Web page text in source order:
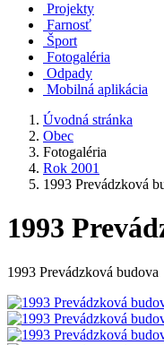
Projekty
Farnosť
Šport
Fotogaléria
Odpady
Mobilná aplikácia
Úvodná stránka
Obec
Fotogaléria
Rok 2001
1993 Prevádzková
1993
1993 Prevádzková budova